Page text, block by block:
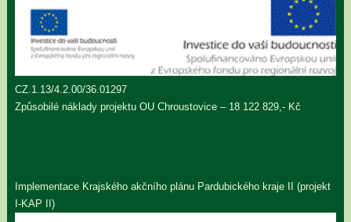
CZ.1.13/4.2.00/36.01297
Způsobilé náklady projektu OU Chroustovice – 18 122 829,- Kč
Implementace Krajského akčního plánu Pardubického kraje II (projekt
I-KAP II)